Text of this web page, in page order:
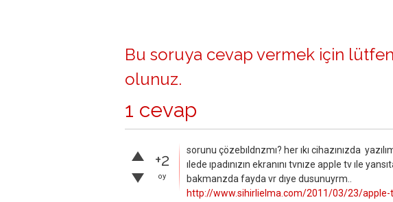
Bu soruya cevap vermek için lütfen
olunuz.
1 cevap
+2
oy
sorunu çözebıldnzmı? her ıkı cihazınızda
ılede ıpadınızın ekranını tvnıze apple tv ıle
bakmanzda fayda vr dıye dusunuyrm..
http://www.sihirlielma.com/2011/03/23/